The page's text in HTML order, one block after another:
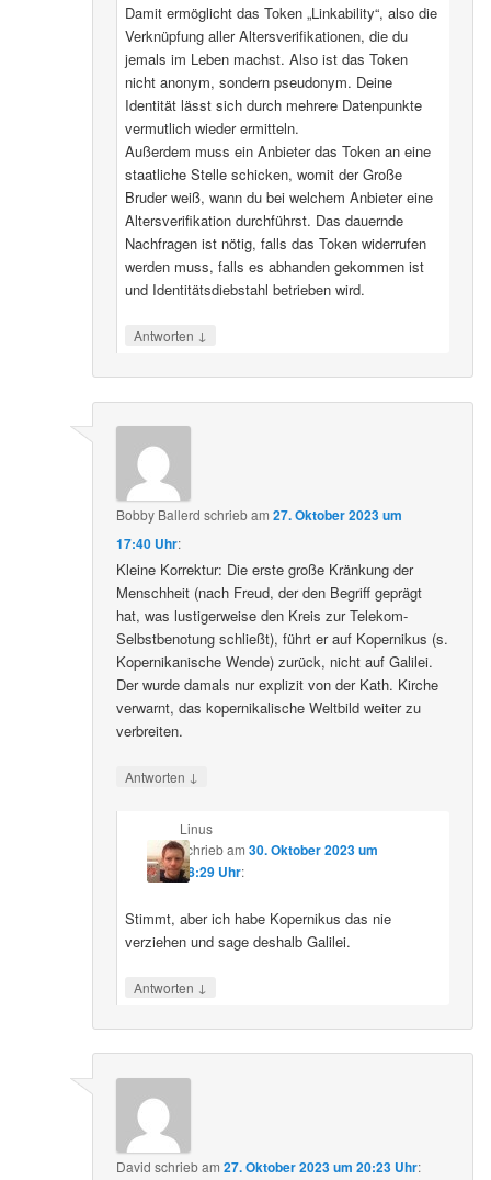
Damit ermöglicht das Token „Linkability“, also die
Verknüpfung aller Altersverifikationen, die du
jemals im Leben machst. Also ist das Token
nicht anonym, sondern pseudonym. Deine
Identität lässt sich durch mehrere Datenpunkte
vermutlich wieder ermitteln.
Außerdem muss ein Anbieter das Token an eine
staatliche Stelle schicken, womit der Große
Bruder weiß, wann du bei welchem Anbieter eine
Altersverifikation durchführst. Das dauernde
Nachfragen ist nötig, falls das Token widerrufen
werden muss, falls es abhanden gekommen ist
und Identitätsdiebstahl betrieben wird.
Antworten ↓
Bobby Ballerd schriebam27. Oktober 2023 um
17:40 Uhr:
Kleine Korrektur: Die erste große Kränkung der
Menschheit (nach Freud, der den Begriff geprägt
hat, was lustigerweise den Kreis zur Telekom-
Selbstbenotung schließt), führt er auf Kopernikus (s.
Kopernikanische Wende) zurück, nicht auf Galilei.
Der wurde damals nur explizit von der Kath. Kirche
verwarnt, das kopernikalische Weltbild weiter zu
verbreiten.
Antworten ↓
Linus
schriebam 30. Oktober 2023 um
08:29 Uhr:
Stimmt, aber ich habe Kopernikus das nie
verziehen und sage deshalb Galilei.
Antworten ↓
David schriebam27. Oktober 2023 um 20:23 Uhr: